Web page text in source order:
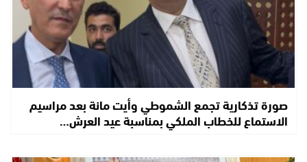
صورة تذكارية تجمع الشموطي وأيت مانة بعد مراسيم
الاستماع للخطاب الملكي بمناسبة عيد العرش…